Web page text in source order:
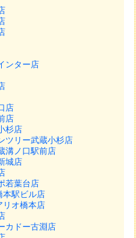
ンター店
店
店
杉店
ツリー武蔵小杉店
溝ノ口駅前店
城店
若葉台店
本駅ビル店
リオ橋本店
カドー古淵店